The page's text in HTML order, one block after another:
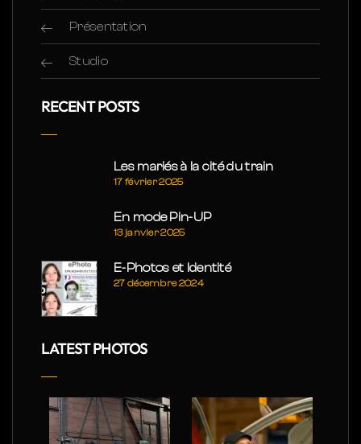
Présentation
Studio
RECENT POSTS
Les mariés à la cité du train
17 février 2025
En mode Pin-UP
13 janvier 2025
E-Photos et Identité
27 décembre 2024
LATEST PHOTOS